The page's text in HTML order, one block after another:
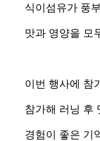
식이섬유가 풍
맛과 영양을 모
이번 행사에 참
참가해 러닝 후
경험이 좋은 기